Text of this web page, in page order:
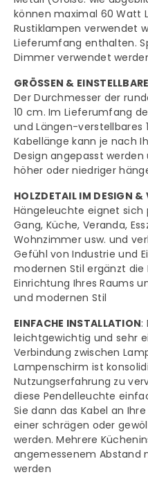
Vintage
können maximal 60 Watt
Rustiklampen verwendet
Lieferumfang enthalten.
Dimmer verwendet
GRÖSSEN &
Der Durchmesser der
10 cm. Im Lieferumfang
und Längen-verstellbares
Kabellänge kann je nach
Design angepasst
höher oder niedriger
HOLZDETAIL IM DESIGN &
Hängeleuchte eignet sich
Gang, Küche, Veranda,
Wohnzimmer usw. und
Gefühl von Industrie und
modernen Stil ergänzt
Einrichtung Ihres Raums
und modernen Stil
EINFACHE INSTALLATION:
leichtgewichtig und sehr
Verbindung zwischen
Lampenschirm ist
Nutzungserfahrung zu
diese Pendelleuchte
Sie dann das Kabel an
einer schrägen oder
werden. Mehrere
angemessenem Abstand
werden